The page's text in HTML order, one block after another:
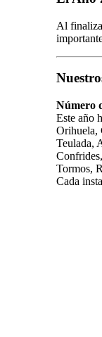
Al
Número
Este año
Orihuela,
Teulada,
Tormos,
Cada